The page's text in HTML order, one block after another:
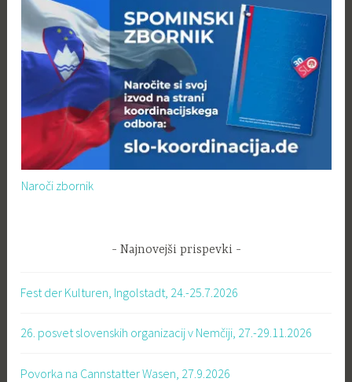
Naroči zbornik
Najnovejši prispevki
Fest der Kulturen, Ingolstadt, 24.-25.7.2026
26. posvet slovenskih organizacij v Nemčiji, 27.-29.11.2026
Povorka na Cannstatter Wasen, 27.9.2026